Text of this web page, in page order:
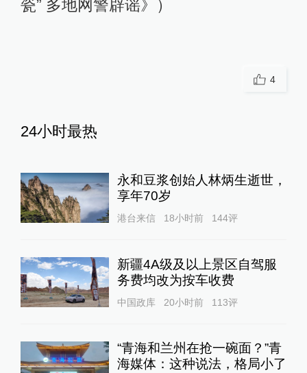
瓷” 多地网警辟谣》）
4
24小时最热
永和豆浆创始人林炳生逝世，
享年70岁
港台来信 18小时前 144评
新疆4A级及以上景区自驾服
务费均改为按车收费
中国政库 20小时前 113评
“青海和兰州在抢一碗面？”青
海媒体：这种说法，格局小了